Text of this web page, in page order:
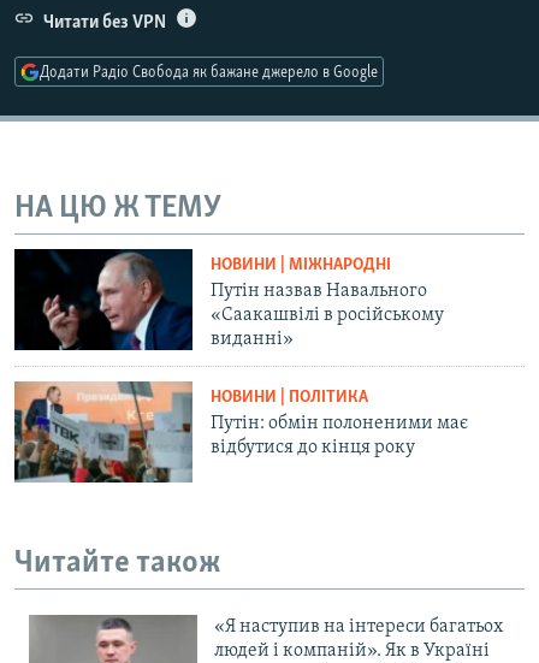
Усі сайти RFE/RL
Читати без VPN
Додати Радіо Свобода як бажане джерело в Google
НА ЦЮ Ж ТЕМУ
НОВИНИ | МІЖНАРОДНІ
Путін назвав Навального
«Саакашвілі в російському
виданні»
НОВИНИ | ПОЛІТИКА
Путін: обмін полоненими має
відбутися до кінця року
Читайте також
«Я наступив на інтереси багатьох
людей і компаній». Як в Україні